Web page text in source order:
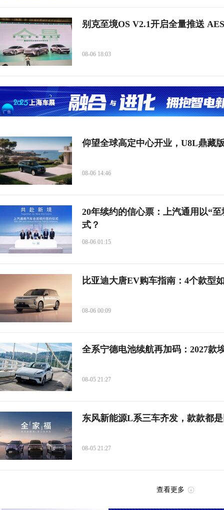
别克至境OS V2.1开启全量推送
08-06 18:03
仰望全球高定中心开业，U8L鼎藏
08-06 14:46
20年续约的信心票：上汽通用以“
式？
08-06 01:15
比亚迪大唐EV购车指南：4个款型
08-06 00:09
全系宁德电池续航再加码：2027款
08-05 21:27
东风新能源L系三车齐发，款款都
08-05 21:27
查看更多